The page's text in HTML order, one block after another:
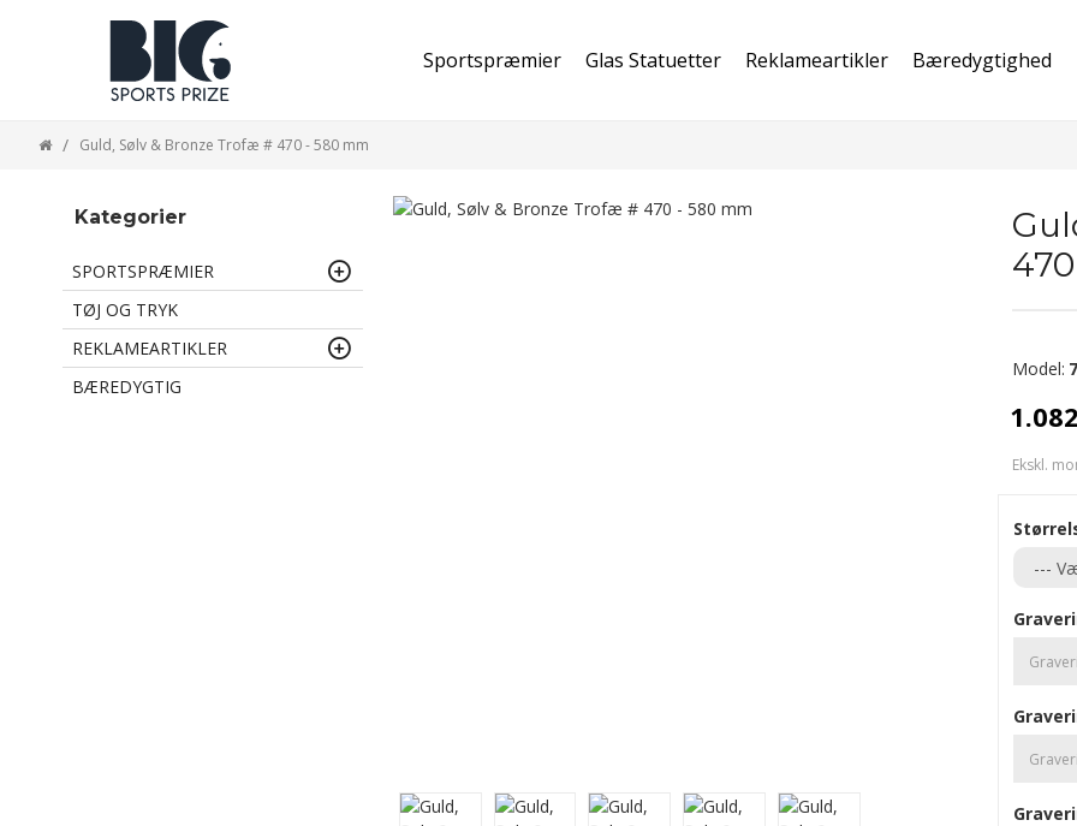
Sportspræmier Glas Statuetter Reklameartikler Bæredygtighed
Guld, Sølv & Bronze Trofæ # 470 - 580 mm
Kategorier
SPORTSPRÆMIER
TØJ OG TRYK
REKLAMEARTIKLER
BÆREDYGTIG
Ekskl.
Model: